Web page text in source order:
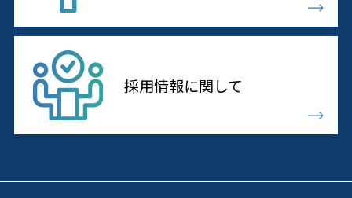
採用情報に関して